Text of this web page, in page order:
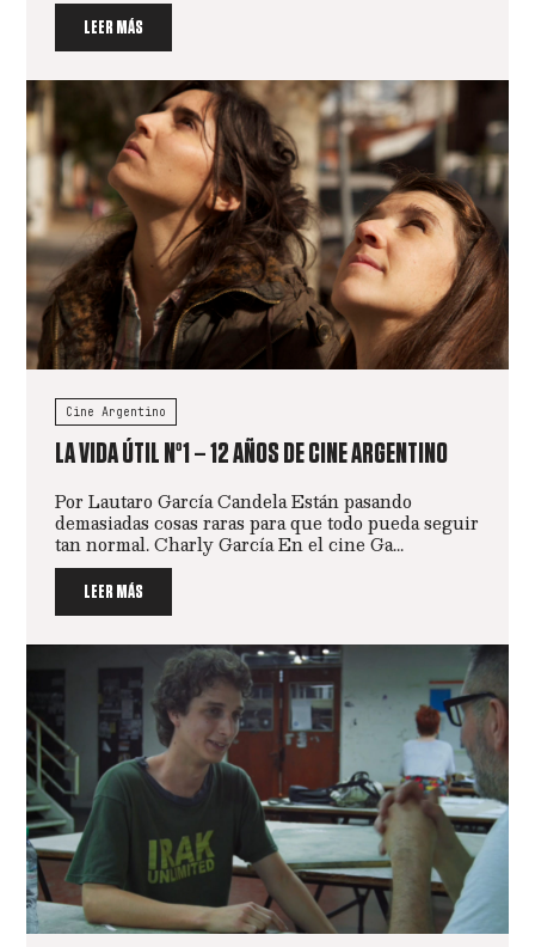
LEER MÁS
Cine Argentino
LA VIDA ÚTIL Nº1 – 12 AÑOS DE CINE ARGENTINO
Por Lautaro García Candela Están pasando
demasiadas cosas raras para que todo pueda seguir
tan normal. Charly García En el cine Ga...
LEER MÁS